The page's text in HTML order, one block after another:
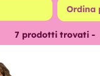
7 prodotti trovati -